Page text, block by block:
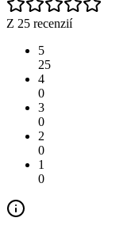
Z 25 recenzií
5
25
4
0
3
0
2
0
1
0